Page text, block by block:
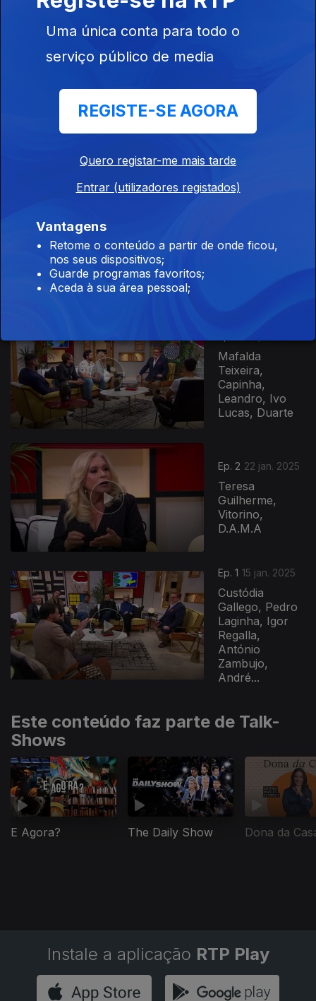
Miguel & André
Gisela João,
Paulo Matos,
Ines Gutierrez,
Carlos D
Ribeiro,
Fernando
Mafalda
Teixeira,
Capinha,
Leandro, Ivo
Lucas, Duarte
Ep. 2 22 jan. 2025
Teresa
Guilherme,
Vitorino,
D.A.M.A
Ep. 1 15 jan. 2025
Custódia
Gallego, Pedro
Laginha, Igor
Regalla,
António
Zambujo,
André...
823045
Este conteúdo faz parte de Talk-
Shows
E Agora? The Daily Show Dona da
Instale a aplicação RTP Play
Uma única conta para todo o
serviço público de media
REGISTE-SE AGORA
Quero registar-me mais tarde
Entrar (utilizadores registados)
Vantagens
Retome o conteúdo a partir de onde ficou,
nos seus dispositivos;
Guarde programas favoritos;
Aceda à sua área pessoal;